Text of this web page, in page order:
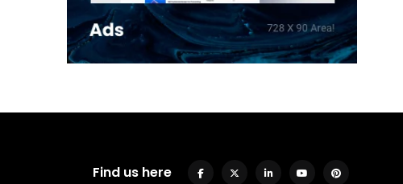
Find us here